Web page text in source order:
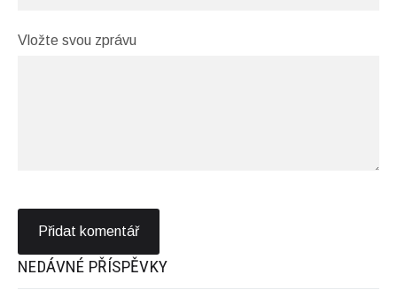
NEDÁVNÉ PŘÍSPĚVKY
Vložte svou zprávu